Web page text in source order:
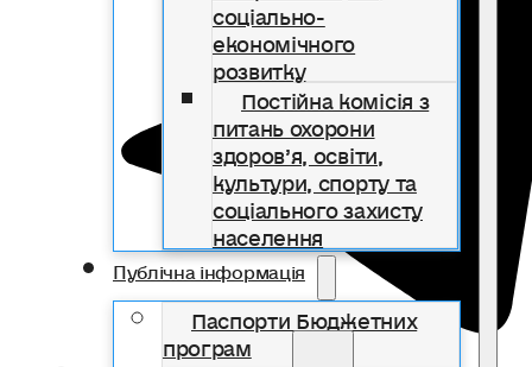
соціально-
економічного
розвитку
Постійна комісія з
питань охорони
здоров’я, освіти,
культури, спорту та
соціального захисту
населення
Публічна інформація
Паспорти Бюджетних
програм